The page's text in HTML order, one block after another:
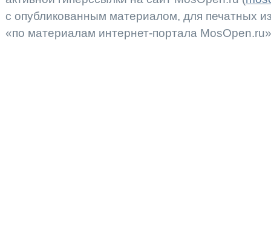
с опубликованным материалом, для печатных
«по материалам интернет-портала